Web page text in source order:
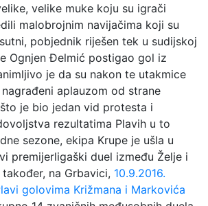
velike muke koju su igrači
malobrojnim navijačima koji su
pobjednik riješen tek u sudijskoj
Ognjen Đelmić postigao gol iz
je da su nakon te utakmice
aplauzom od strane
je bio jedan vid protesta i
rezultatima Plavih u to
sezone, ekipa Krupe je ušla u
premijerligaški duel između Želje i
na Grbavici, 10.9.2016.
golovima Križmana i Markovića